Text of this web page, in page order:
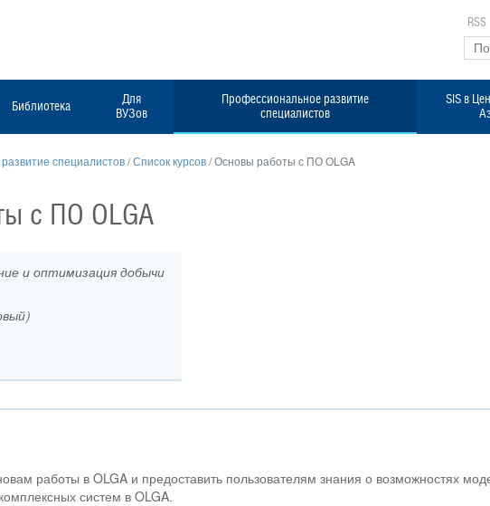
RSS
Библиотека
Для
ВУЗов
Профессиональное развитие
специалистов
SIS в
специалистов/Список курсов/Основы работы с ПО OLGA
с ПО OLGA
и оптимизация добычи
работы в OLGA и предоставить пользователям знания о возможностях
систем в OLGA.